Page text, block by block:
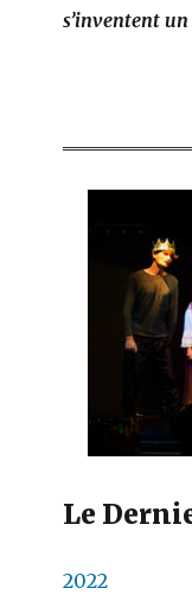
s’inventent
Le
2022